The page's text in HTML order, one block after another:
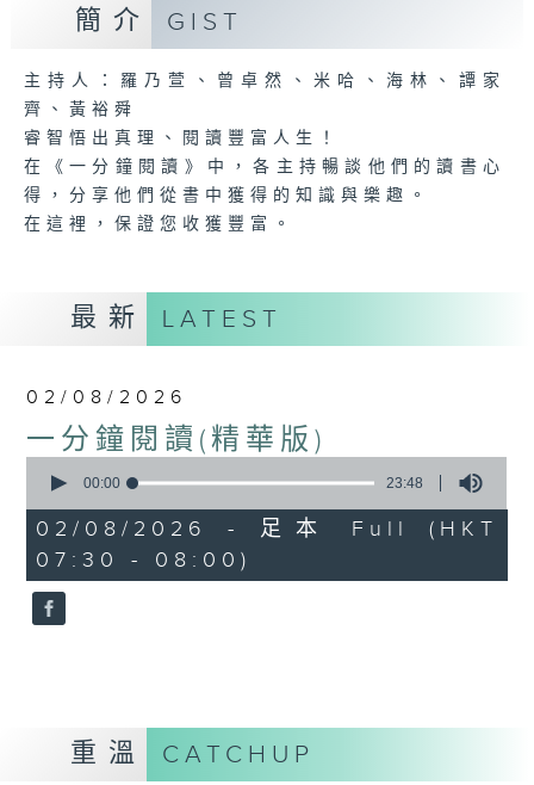
簡介 GIST
主持人：羅乃萱、曾卓然、米哈、海林、譚家
齊、黃裕舜
睿智悟出真理、閱讀豐富人生！
在《一分鐘閱讀》中，各主持暢談他們的讀書心
得，分享他們從書中獲得的知識與樂趣。
在這裡，保證您收獲豐富。
最新 LATEST
02/08/2026
一分鐘閱讀(精華版)
seconds
23
minutes,
48
seconds
00:00 23:48
02/08/2026 - 足本 Full (HKT
07:30 - 08:00)
重溫 CATCHUP